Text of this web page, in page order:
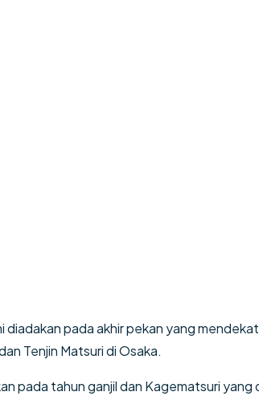
pada akhir pekan yang
Tenjin Matsuri di Osaka.
pada tahun ganjil dan Kagematsuri